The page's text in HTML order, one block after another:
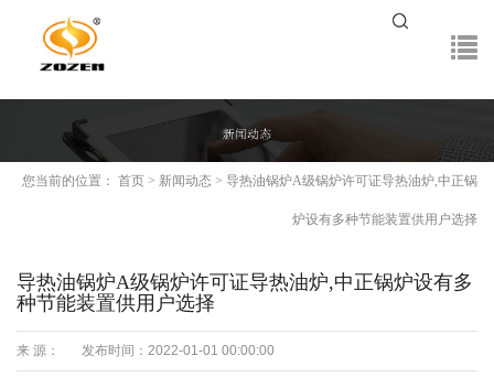
您当前的位置： 首页 > 新闻动态 > 导热油锅炉A级锅炉许可证导热油炉,中正锅
炉设有多种节能装置供用户选择
导热油锅炉A级锅炉许可证导热油炉,中正锅炉设有多
种节能装置供用户选择
来 源： 发布时间：2022-01-01 00:00:00